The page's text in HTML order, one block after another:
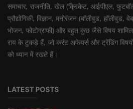
समाचार, राजनीति, खेल (क्रिकेट, आईपीएल,
प्रौद्योगिकी, विज्ञान, मनोरंजन (बॉलीवुड,
भोजन, फोटोग्राफी) और बहुत कुछ जैसे विषय
राय के टुकड़े हैं, जो करंट अफेयर्स और ट्रेंडिंग
को ध्यान में रखते हैं।
LATEST POSTS